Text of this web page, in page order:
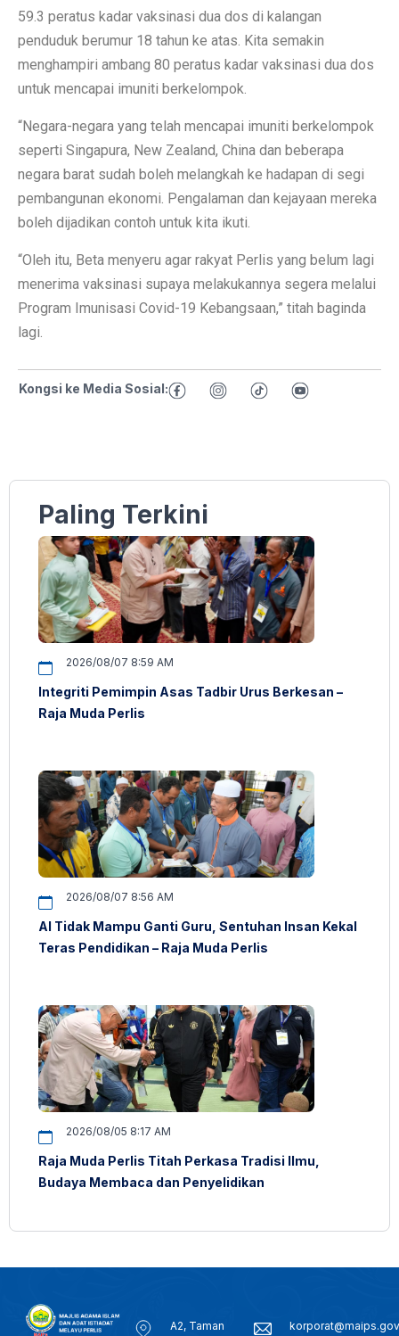
59.3 peratus kadar vaksinasi dua dos di kalangan
penduduk berumur 18 tahun ke atas. Kita semakin
menghampiri ambang 80 peratus kadar vaksinasi dua dos
untuk mencapai imuniti berkelompok.
“Negara-negara yang telah mencapai imuniti berkelompok
seperti Singapura, New Zealand, China dan beberapa
negara barat sudah boleh melangkah ke hadapan di segi
pembangunan ekonomi. Pengalaman dan kejayaan mereka
boleh dijadikan contoh untuk kita ikuti.
“Oleh itu, Beta menyeru agar rakyat Perlis yang belum lagi
menerima vaksinasi supaya melakukannya segera melalui
Program Imunisasi Covid-19 Kebangsaan,” titah baginda
lagi.
Kongsi ke Media Sosial:
Paling Terkini
2026/08/07 8:59 AM
Integriti Pemimpin Asas Tadbir Urus Berkesan –
Raja Muda Perlis
2026/08/07 8:56 AM
AI Tidak Mampu Ganti Guru, Sentuhan Insan Kekal
Teras Pendidikan – Raja Muda Perlis
2026/08/05 8:17 AM
Raja Muda Perlis Titah Perkasa Tradisi Ilmu,
Budaya Membaca dan Penyelidikan
A2, Taman